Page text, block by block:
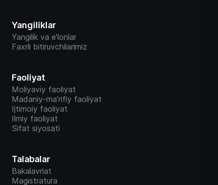
Yangiliklar
Yangilik va e'lonlar
Faxrli bitiruvchilarimiz
Faoliyat
Moliyaviy faoliyat
Madaniy-ma’rifiy faoliyat
Ijtimoiy faoliyat
Ilmiy faoliyat
Sifat siyosati
Talabalar
Bakalavriat
Magistratura